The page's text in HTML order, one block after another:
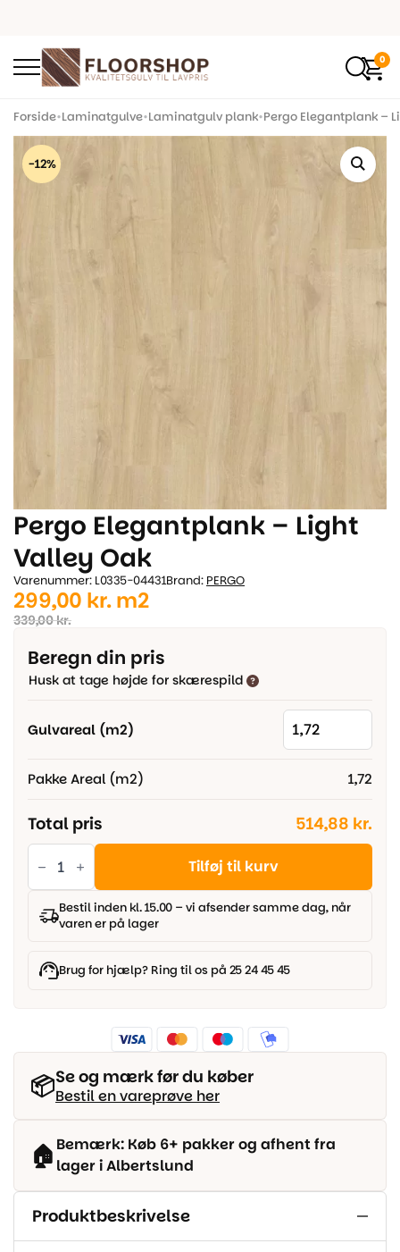
0
Forside•Laminatgulve•Laminatgulv plank•Pergo Elegantplank –
-12%
Pergo Elegantplank – Light
Valley Oak
Varenummer: L0335-04431Brand: PERGO
339,00kr.
Den
oprindelige
pris
var:
299,00 kr.
Den
aktuelle
pris
er:
m2
Beregn din pris
Husk at tage højde for skærespild
Gulvareal (m2)
Pakke Areal (m2) 1,72
Total pris 514,88 kr.
Pergo
Elegantplank
Light
Valley
Oak
antal
Tilføj til kurv
Bestil inden kl. 15.00 – vi afsender samme dag, når
varen er på lager
Brug for hjælp? Ring til os på 25 24 45 45
📦Se og mærk før du køber
Bestil en vareprøve her
🏠 Bemærk: Køb 6+ pakker og afhent fra
lager i Albertslund
Produktbeskrivelse